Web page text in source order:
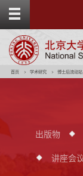
t
首页 学术研究 博士后流动站
出版物
讲座会